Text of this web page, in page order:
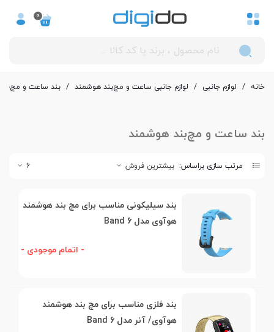
0
خانه / لوازم جانبی / لوازم جانبی ساعت و مچ‌بند هوشمند / بند ساعت و
بند ساعت و مچ‌بند هوشمند
مرتب سازی براساس: بیشترین فروش 6
بند سیلیکونی مناسب برای مچ بند هوشمند
هوآوی مدل Band 6
- اتمام موجودی -
بند فلزی مناسب برای مچ بند هوشمند
هوآوی/ آنر مدل Band 6